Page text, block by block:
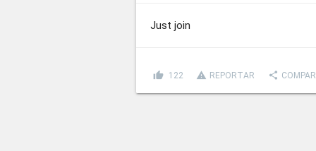
Just join
thumb_up 122 report_problem REPORTAR share